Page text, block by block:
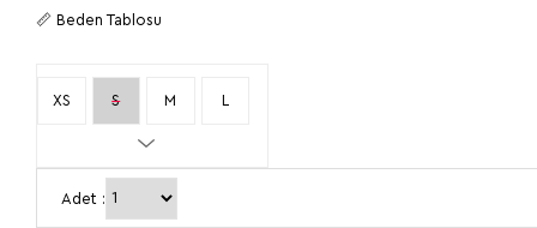
📏 Beden Tablosu
XS S M
Adet :